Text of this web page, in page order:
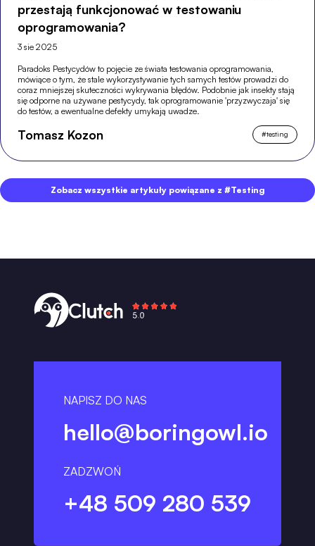
przestają funkcjonować w testowaniu
oprogramowania?
3 sie 2025
Paradoks Pestycydów to pojęcie ze świata testowania oprogramowania,
mówiące o tym, że stale wykorzystywanie tych samych testów prowadzi do
coraz mniejszej skuteczności wykrywania błędów. Podobnie jak insekty stają
się odporne na używane pestycydy, tak oprogramowanie 'przyzwyczaja' się
do testów, a ewentualne defekty umykają uwadze.
Tomasz Kozon #testing
Zobacz wszystkie artykuły powiązane z #Testing
NAPISZ DO NAS
hello@boringowl.io
ZADZWOŃ
+48 509 280 539